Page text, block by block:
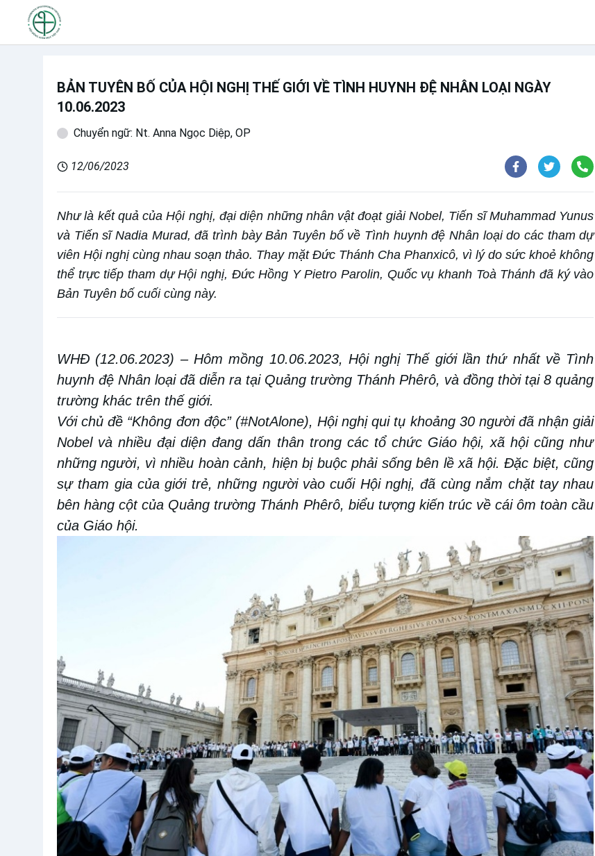
BẢN TUYÊN BỐ CỦA HỘI NGHỊ THẾ GIỚI VỀ TÌNH HUYNH ĐỆ NHÂN LOẠI NGÀY
10.06.2023
Chuyển ngữ: Nt. Anna Ngọc Diệp, OP
12/06/2023
Như là kết quả của Hội nghị, đại diện những nhân vật đoạt giải Nobel, Tiến sĩ Muhammad Yunus
và Tiến sĩ Nadia Murad, đã trình bày Bản Tuyên bố về Tình huynh đệ Nhân loại do các tham dự
viên Hội nghị cùng nhau soạn thảo. Thay mặt Đức Thánh Cha Phanxicô, vì lý do sức khoẻ không
thể trực tiếp tham dự Hội nghị, Đức Hồng Y Pietro Parolin, Quốc vụ khanh Toà Thánh đã ký vào
Bản Tuyên bố cuối cùng này.
WHĐ (12.06.2023) – Hômmồng 10.06.2023, Hội nghị Thế giới lần thứ nhất về Tình
huynh đệ Nhân loại đã diễn ra tại Quảng trường Thánh Phêrô, và đồng thời tại8 quảng
trường khác trên thế giới.
Với chủ đề “Không đơn độc” (#NotAlone), Hội nghị qui tụ khoảng 30 người đã nhận giải
Nobel và nhiều đại diện đang dấn thân trong các tổ chức Giáo hội, xã hộicũng như
những người, vì nhiều hoàn cảnh, hiện bị buộc phải sống bên lề xã hội.Đặc biệt, cũng
sự tham gia của giới trẻ, những người vào cuối Hội nghị, đã cùng nắm chặttay nhau
bên hàng cột của Quảng trường Thánh Phêrô, biểu tượng kiến trúc về cái ôm toàn cầu
của Giáo hội.